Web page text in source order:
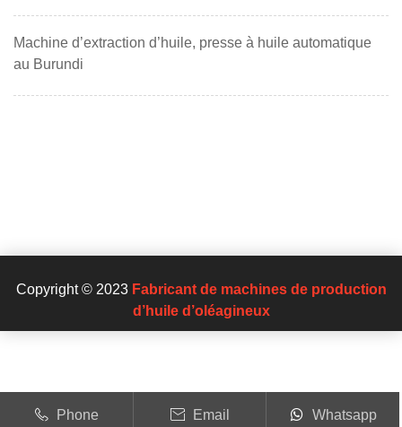
Machine d’extraction d’huile, presse à huile automatique
au Burundi
Copyright © 2023 Fabricant de machines de production
d’huile d’oléagineux
Phone Email Whatsapp